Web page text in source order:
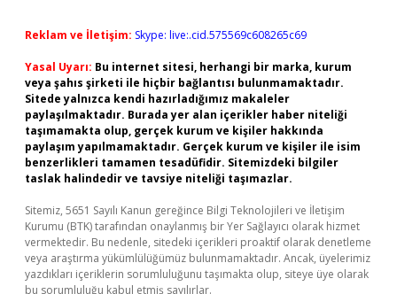
Reklam ve İletişim: Skype: live:.cid.575569c608265c69
Yasal Uyarı: Bu internet sitesi, herhangi bir marka, kurum
veya şahıs şirketi ile hiçbir bağlantısı bulunmamaktadır.
Sitede yalnızca kendi hazırladığımız makaleler
paylaşılmaktadır. Burada yer alan içerikler haber niteliği
taşımamakta olup, gerçek kurum ve kişiler hakkında
paylaşım yapılmamaktadır. Gerçek kurum ve kişiler ile isim
benzerlikleri tamamen tesadüfidir. Sitemizdeki bilgiler
taslak halindedir ve tavsiye niteliği taşımazlar.
Sitemiz, 5651 Sayılı Kanun gereğince Bilgi Teknolojileri ve İletişim
Kurumu (BTK) tarafından onaylanmış bir Yer Sağlayıcı olarak hizmet
vermektedir. Bu nedenle, sitedeki içerikleri proaktif olarak denetleme
veya araştırma yükümlülüğümüz bulunmamaktadır. Ancak, üyelerimiz
yazdıkları içeriklerin sorumluluğunu taşımakta olup, siteye üye olarak
bu sorumluluğu kabul etmiş sayılırlar.